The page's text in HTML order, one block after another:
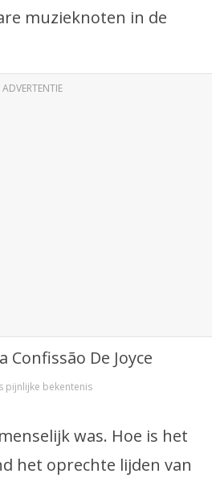
muzieknoten in de
ADVERTENTIE
pijnlijke bekentenis
was. Hoe is het
het oprechte lijden van